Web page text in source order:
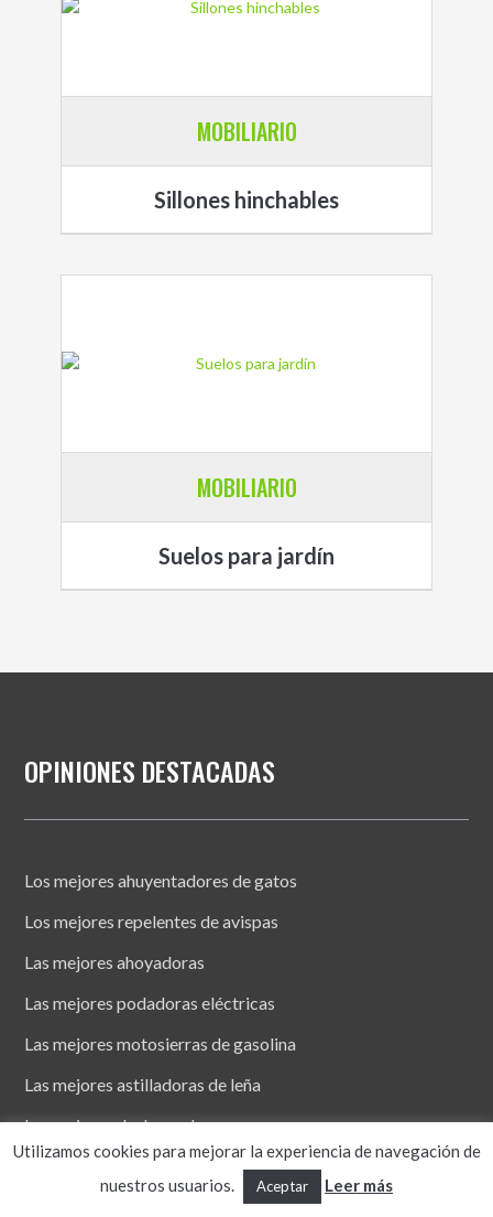
MOBILIARIO
Sillones hinchables
MOBILIARIO
Suelos para jardín
OPINIONES DESTACADAS
Los mejores ahuyentadores de gatos
Los mejores repelentes de avispas
Las mejores ahoyadoras
Las mejores podadoras eléctricas
Las mejores motosierras de gasolina
Las mejores astilladoras de leña
Las mejores duchas solares
Las mejores pérgolas de jardín
Las mejores lonas para piscina
Utilizamos cookies para mejorar la experiencia de navegación de
nuestros usuarios.
Aceptar Leer más